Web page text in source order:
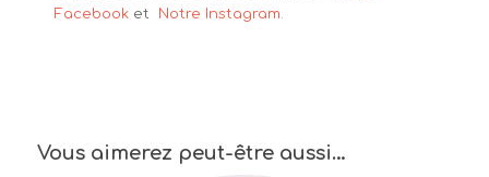
Facebooket Notre Instagram.
Vous aimerez peut-être aussi…